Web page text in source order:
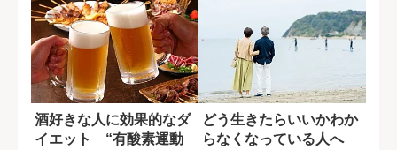
酒好きな人に効果的なダ
イエット “有酸素運動
どう生きたらいいかわか
らなくなっている人へ